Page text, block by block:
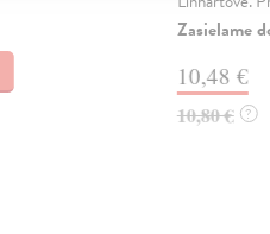
Zasielame
10,48 €
10,80 € ?